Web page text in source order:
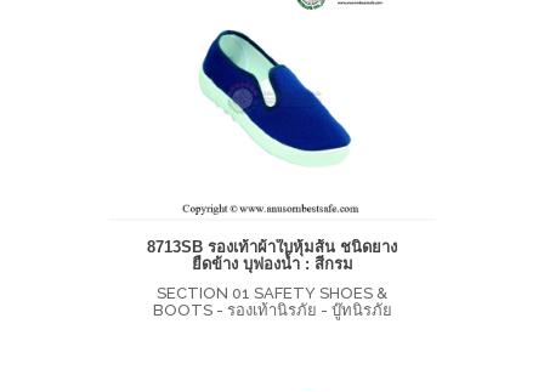
8713SB รองเท้าผ้าใบหุ้มส้น ชนิดยาง
ยืดข้าง บุฟองน้ำ : สีกรม
SECTION 01 SAFETY SHOES &
BOOTS - รองเท้านิรภัย - บู๊ทนิรภัย